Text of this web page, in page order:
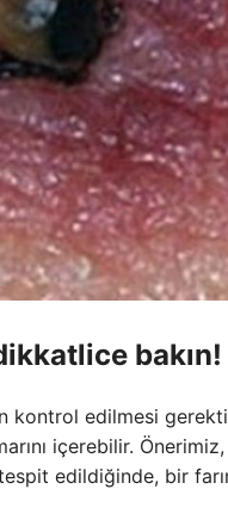
bakın!
kontrol edilmesi
içerebilir.
edildiğinde, bir